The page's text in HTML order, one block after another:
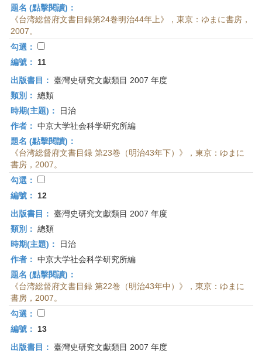
題名 (點擊閱讀)：
《台湾総督府文書目録第24巻明治44年上》，東京：ゆまに書房，
2007。
勾選：
編號：
11
出版書目： 臺灣史研究文獻類目 2007 年度
類別： 總類
時期(主題)：
日治
作者： 中京大学社会科学研究所編
題名 (點擊閱讀)：
《台湾総督府文書目録 第23巻（明治43年下）》，東京：ゆまに
書房，2007。
勾選：
編號：
12
出版書目： 臺灣史研究文獻類目 2007 年度
類別： 總類
時期(主題)：
日治
作者： 中京大学社会科学研究所編
題名 (點擊閱讀)：
《台湾総督府文書目録 第22巻（明治43年中）》，東京：ゆまに
書房，2007。
勾選：
編號：
13
出版書目： 臺灣史研究文獻類目 2007 年度